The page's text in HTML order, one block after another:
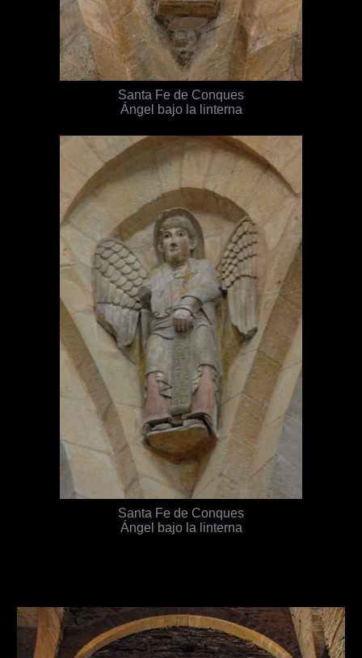
Santa Fe de Conques
Ángel bajo la linterna
Santa Fe de Conques
Ángel bajo la linterna